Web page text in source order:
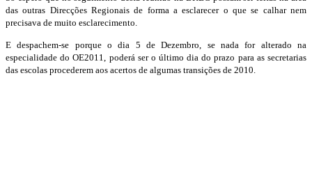
das outras Direcções Regionais de forma a esclarecer o que se calhar nem
precisava de muito esclarecimento.
E despachem-se porque o dia 5 de Dezembro, se nada for alterado na
especialidade do OE2011, poderá ser o último dia do prazo para as secretarias
das escolas procederem aos acertos de algumas transições de 2010.